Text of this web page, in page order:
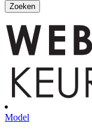
Zoeken
Model